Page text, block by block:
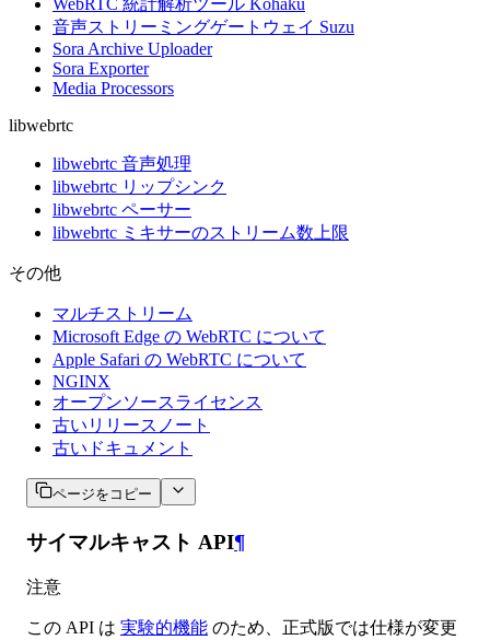
WebRTC 統計解析ツール Kohaku
音声ストリーミングゲートウェイ Suzu
Sora Archive Uploader
Sora Exporter
Media Processors
libwebrtc
libwebrtc 音声処理
libwebrtc リップシンク
libwebrtc ペーサー
libwebrtc ミキサーのストリーム数上限
その他
マルチストリーム
Microsoft Edge の WebRTC について
Apple Safari の WebRTC について
NGINX
オープンソースライセンス
古いリリースノート
古いドキュメント
ページをコピー
サイマルキャスト API¶
注意
この API は 実験的機能 のため、正式版では仕様が変更